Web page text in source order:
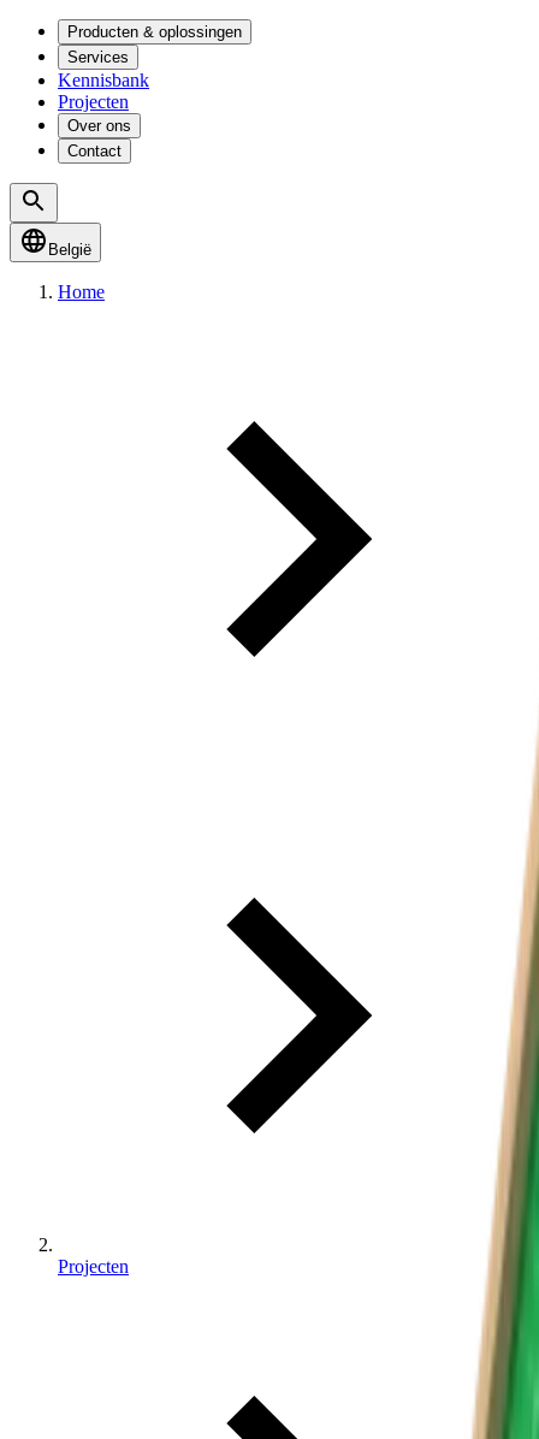
Producten & oplossingen
Services
Kennisbank
Projecten
Over ons
Contact
België
Home
Projecten